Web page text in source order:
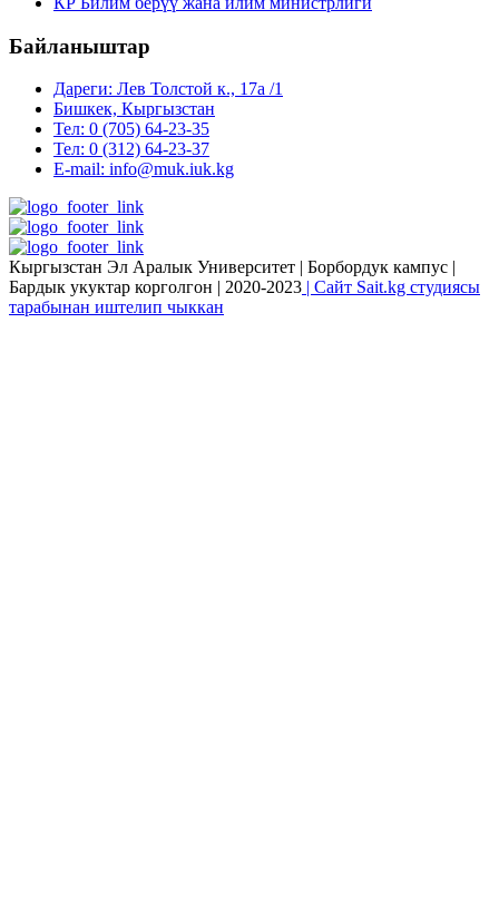
Байланыштар
Дареги: Лев Толстой к., 17а /1
Бишкек, Кыргызстан
Тел: 0 (705) 64-23-35
Тел: 0 (312) 64-23-37
E-mail: info@muk.iuk.kg
Кыргызстан Эл Аралык Университет | Борбордук кампус |
Бардык укуктар корголгон | 2020-2023 | Сайт Sait.kg студиясы
тарабынан иштелип чыккан